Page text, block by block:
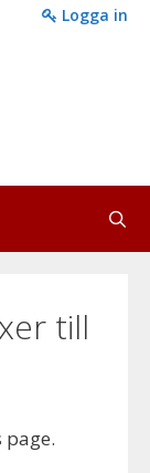
Logga in
till